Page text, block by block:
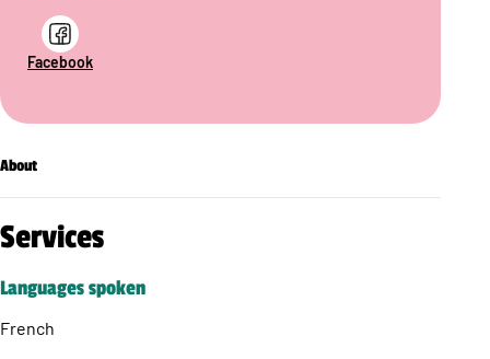
Facebook
About
Services
Languages spoken
French